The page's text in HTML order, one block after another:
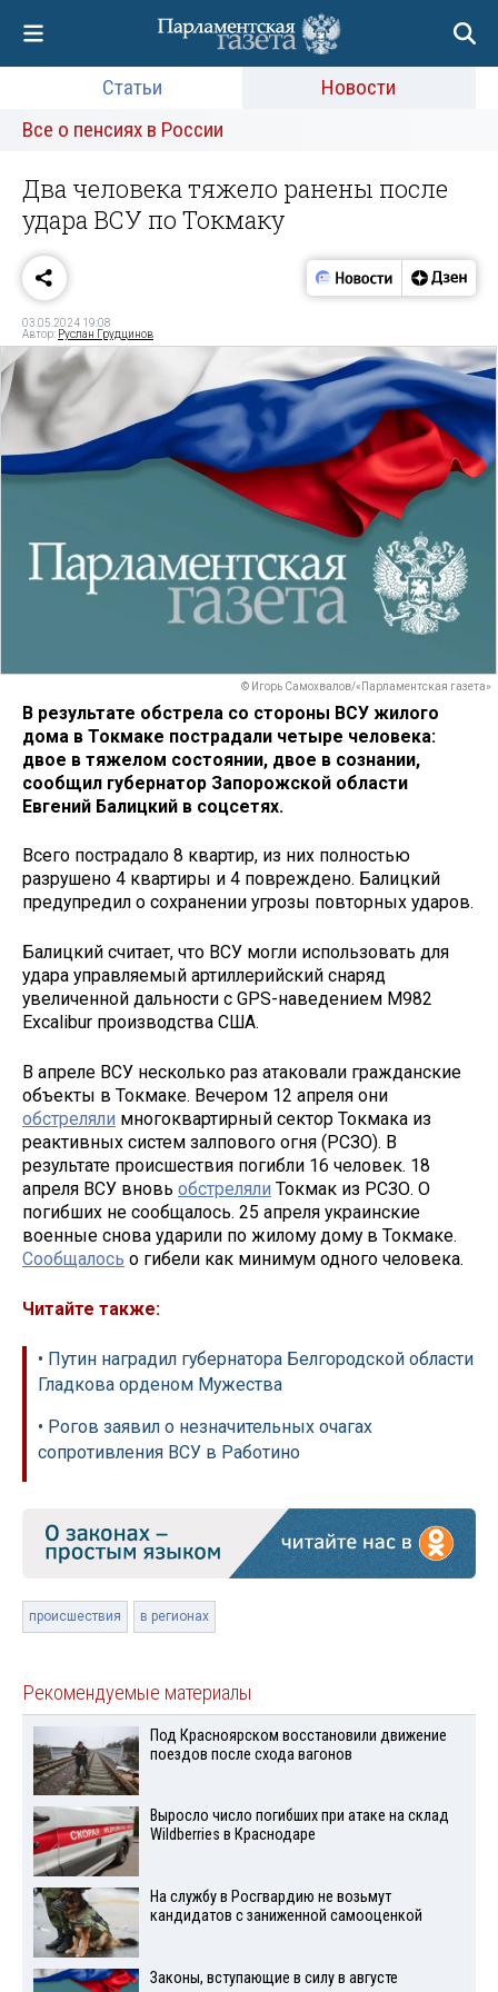
Статьи
Новости
Все о пенсиях в России
Два человека тяжело ранены после
удара ВСУ по Токмаку
03.05.2024 19:08
Автор: Руслан Грудцинов
© Игорь Самохвалов/«Парламентская газета»
В результате обстрела со стороны ВСУ жилого
дома в Токмаке пострадали четыре человека:
двое в тяжелом состоянии, двое в сознании,
сообщил губернатор Запорожской области
Евгений Балицкий в соцсетях.
Всего пострадало 8 квартир, из них полностью
разрушено 4 квартиры и 4 повреждено. Балицкий
предупредил о сохранении угрозы повторных ударов.
Балицкий считает, что ВСУ могли использовать для
удара управляемый артиллерийский снаряд
увеличенной дальности с GPS-наведением M982
Excalibur производства США.
В апреле ВСУ несколько раз атаковали гражданские
объекты в Токмаке. Вечером 12 апреля они
обстреляли многоквартирный сектор Токмака из
реактивных систем залпового огня (РСЗО). В
результате происшествия погибли 16 человек. 18
апреля ВСУ вновь обстреляли Токмак из РСЗО. О
погибших не сообщалось. 25 апреля украинские
военные снова ударили по жилому дому в Токмаке.
Сообщалось о гибели как минимум одного человека.
Читайте также:
• Путин наградил губернатора Белгородской области
Гладкова орденом Мужества
• Рогов заявил о незначительных очагах
сопротивления ВСУ в Работино
происшествия в регионах
Рекомендуемые материалы
Под Красноярском восстановили движение
поездов после схода вагонов
Выросло число погибших при атаке на склад
Wildberries в Краснодаре
На службу в Росгвардию не возьмут
кандидатов с заниженной самооценкой
Законы, вступающие в силу в августе